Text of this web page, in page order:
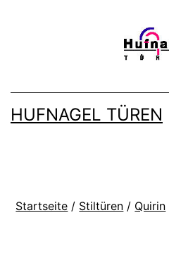
HUFNAGEL TÜREN
Startseite / Stiltüren / Quirin